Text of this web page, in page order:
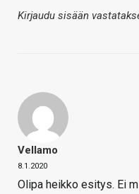
Kirjaudu sisään
Vellamo
8.1.2020
Olipa heikko esitys. Ei